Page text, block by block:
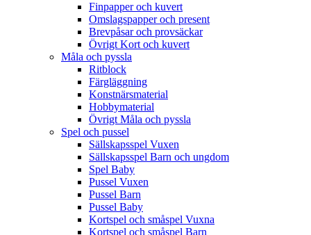
Finpapper och kuvert
Omslagspapper och present
Brevpåsar och provsäckar
Övrigt Kort och kuvert
Måla och pyssla
Ritblock
Färgläggning
Konstnärsmaterial
Hobbymaterial
Övrigt Måla och pyssla
Spel och pussel
Sällskapsspel Vuxen
Sällskapsspel Barn och ungdom
Spel Baby
Pussel Vuxen
Pussel Barn
Pussel Baby
Kortspel och småspel Vuxna
Kortspel och småspel Barn